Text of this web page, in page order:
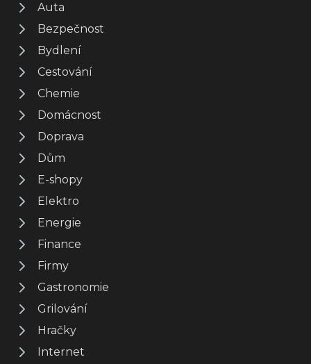
Auta
Bezpečnost
Bydlení
Cestování
Chemie
Domácnost
Doprava
Dům
E-shopy
Elektro
Energie
Finance
Firmy
Gastronomie
Grilování
Hračky
Internet